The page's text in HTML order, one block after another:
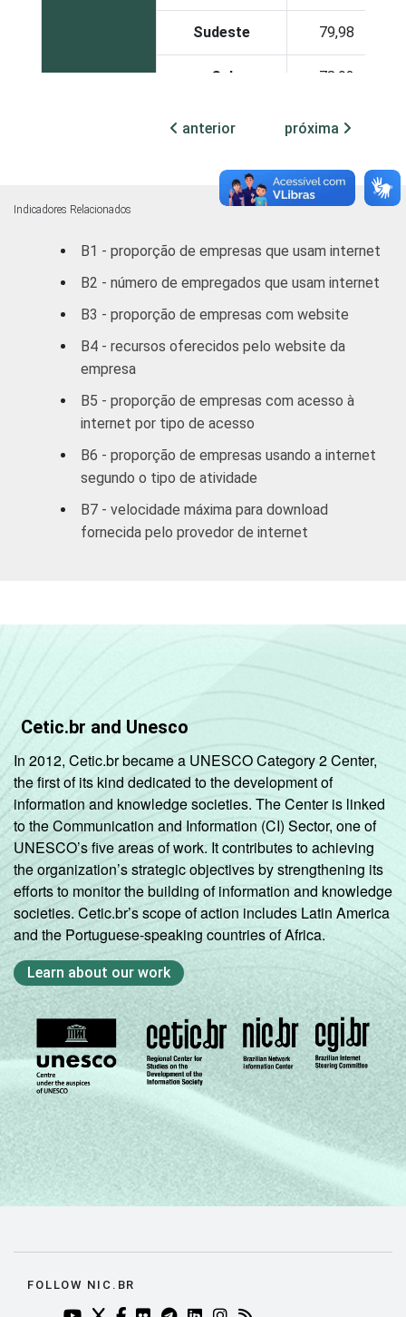
Sudeste 79,98
Sul 78,92
Centro-Oeste 82,08
ATUAÇÃO -
Indústria de
Transformação
84,98
Comércio/
Autos
Transp./
Armaz./
Comunicação
71,07
Ativ.
Imobiliárias,
Ativ. Cinema/
* Base: 1.930 empresas com acesso à internet,
seguintes segmentos da CNAE: seção D, F, G, I, K e
grupos 55.1, 55.2, 92.1 e 92.2. Respostas múltiplas
referentes aos últimos doze meses (pesquisa
realizada em agosto/setembro 2005).
anterior próxima
Indicadores Relacionados
B1 - proporção de empresas que usam internet
B2 - número de empregados que usam internet
B3 - proporção de empresas com website
B4 - recursos oferecidos pelo website da
empresa
B5 - proporção de empresas com acesso à
internet por tipo de acesso
B6 - proporção de empresas usando a internet
segundo o tipo de atividade
B7 - velocidade máxima para download
fornecida pelo provedor de internet
Cetic.br and Unesco
In 2012, Cetic.br became a UNESCO Category 2 Center,
the first of its kind dedicated to the development of
information and knowledge societies. The Center is linked
to the Communication and Information (CI) Sector, one of
UNESCO’s five areas of work. It contributes to achieving
the organization’s strategic objectives by strengthening its
efforts to monitor the building of information and knowledge
societies. Cetic.br’s scope of action includes Latin America
and the Portuguese-speaking countries of Africa.
Learn about our work
FOLLOW NIC.BR